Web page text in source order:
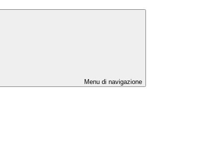
Menu di navigazione